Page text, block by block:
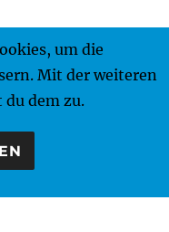
MENÜ
um die
Mit der weiteren
dem zu.